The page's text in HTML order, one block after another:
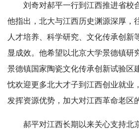
刘奇对郝平一行到江西推进省校
他指出，北大与江西历史渊源深厚，
人才培养、科学研究、文化传承创新
显成效。他希望以北京大学景德镇研
景德镇国家陶瓷文化传承创新试验区
忱欢迎更多北大才子到江西创业就业
发挥资源优势，加大对江西革命老区
郝平对江西长期以来关心支持北